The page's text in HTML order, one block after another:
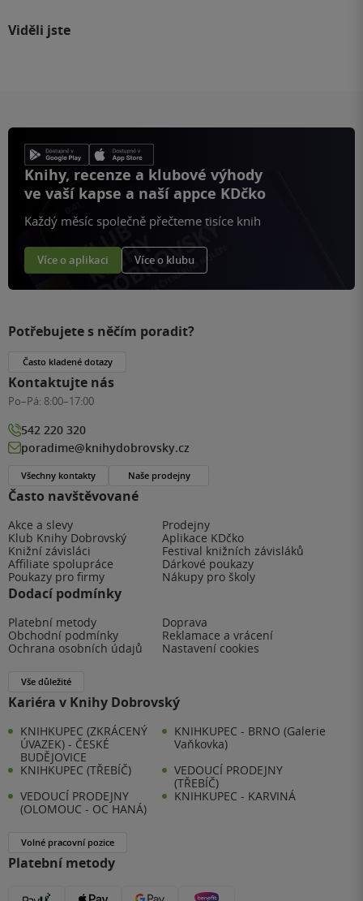
Viděli jste
Knihy, recenze a klubové výhody
ve vaší kapse a naší appce KDčko
Každý měsíc společně přečteme tisíce knih
Více o aplikaci Více o klubu
Často navštěvované
Akce a slevy
Prodejny
Klub Knihy Dobrovský
Aplikace KDčko
Knižní závisláci
Festival knižních závisláků
Affiliate spolupráce
Dárkové poukazy
Poukazy pro firmy
Nákupy pro školy
Dodací podmínky
Platební metody
Doprava
Obchodní podmínky
Reklamace a vrácení
Ochrana osobních údajů
Nastavení cookies
Vše důležité
Kariéra v Knihy Dobrovský
KNIHKUPEC (ZKRÁCENÝ
ÚVAZEK) - ČESKÉ
BUDĚJOVICE
KNIHKUPEC - BRNO (Galerie
Vaňkovka)
KNIHKUPEC (TŘEBÍČ)
VEDOUCÍ PRODEJNY
(TŘEBÍČ)
VEDOUCÍ PRODEJNY
(OLOMOUC - OC HANÁ)
KNIHKUPEC - KARVINÁ
Volné pracovní pozice
Platební metody
Potřebujete s něčím poradit?
Často kladené dotazy
Kontaktujte nás
Po–Pá: 8:00–17:00
542 220 320
poradime@knihydobrovsky.cz
Všechny kontakty Naše prodejny